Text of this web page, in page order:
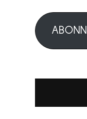
mail